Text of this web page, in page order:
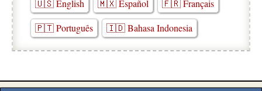
🇺🇸 English 🇲🇽 Español
🇫🇷 Français
🇵🇹 Português
🇮🇩 Bahasa Indonesia